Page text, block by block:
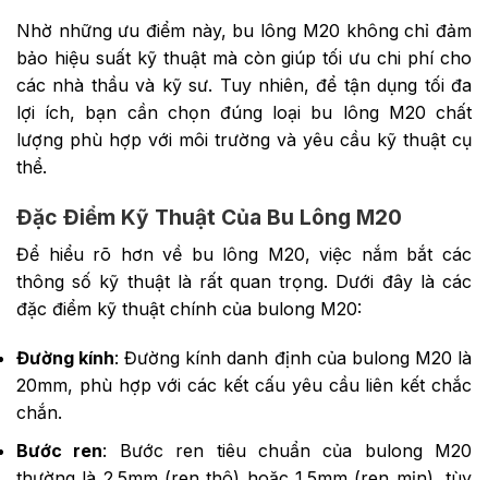
Nhờ những ưu điểm này, bu lông M20 không chỉ đảm
bảo hiệu suất kỹ thuật mà còn giúp tối ưu chi phí cho
các nhà thầu và kỹ sư. Tuy nhiên, để tận dụng tối đa
lợi ích, bạn cần chọn đúng loại bu lông M20 chất
lượng phù hợp với môi trường và yêu cầu kỹ thuật cụ
thể.
Đặc Điểm Kỹ Thuật Của Bu Lông M20
Để hiểu rõ hơn về bu lông M20, việc nắm bắt các
thông số kỹ thuật là rất quan trọng. Dưới đây là các
đặc điểm kỹ thuật chính của bulong M20:
Đường kính: Đường kính danh định của bulong M20 là
20mm, phù hợp với các kết cấu yêu cầu liên kết chắc
chắn.
Bước ren: Bước ren tiêu chuẩn của bulong M20